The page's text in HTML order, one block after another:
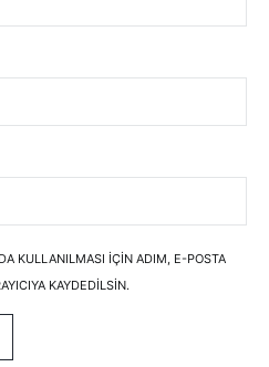
KULLANILMASI IÇIN ADIM, E-POSTA
KAYDEDILSIN.